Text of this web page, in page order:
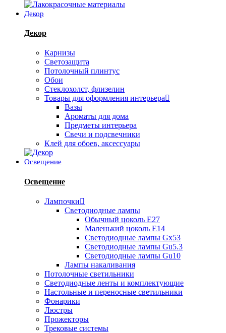
Декор
Декор
Карнизы
Светозащита
Потолочный плинтус
Обои
Стеклохолст, флизелин
Товары для оформления интерьера
Вазы
Ароматы для дома
Предметы интерьера
Свечи и подсвечники
Клей для обоев, аксессуары
Освещение
Освещение
Лампочки
Светодиодные лампы
Обычный цоколь Е27
Маленький цоколь Е14
Светодиодные лампы Gx53
Светодиодные лампы Gu5.3
Светодиодные лампы Gu10
Лампы накаливания
Потолочные светильники
Светодиодные ленты и комплектующие
Настольные и переносные светильники
Фонарики
Люстры
Прожекторы
Трековые системы